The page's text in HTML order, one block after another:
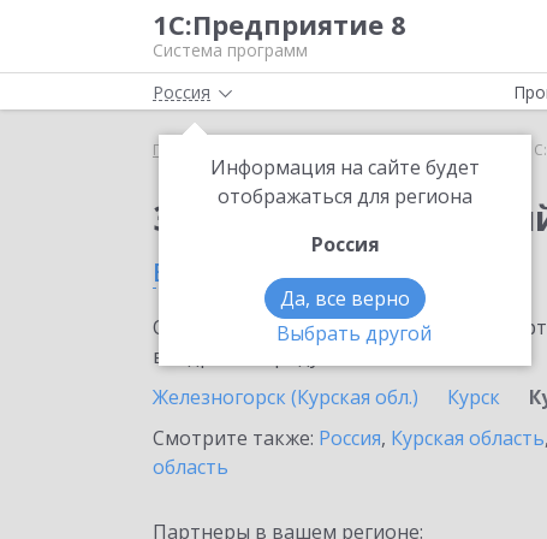
1С:Предприятие 8
Система программ
Россия
Информация на сайте будет
отображаться для региона
Россия
Да, все верно
Выбрать другой
Главная
Заказать
в Курчатове
Ознакомьтесь с информационными
внедрение продукта.
Железногорск (Курская обл.)
Курск
Смотрите также: Россия, Курская область,
область
Партнеры в вашем регионе: